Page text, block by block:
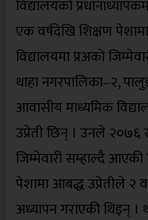
विद्यालयको
एक वर्षदेखि शिक्षण
विद्यालयमा प्रअको
थाहा नगरपालिका–२,
आवासीय माध्यमिक
उप्रेती छिन् । उनले २०७६
जिम्मेवारी सम्हाल्दै
पेशामा आबद्ध उप्रेतीले २
अध्यापन गराएकी थिइन् ।